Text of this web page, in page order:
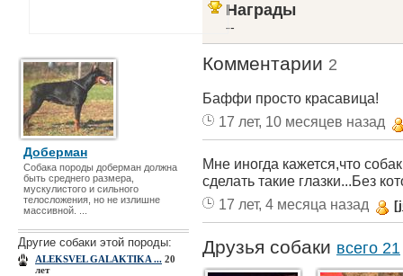
Доберман
Собака породы доберман должна
быть среднего размера,
мускулистого и сильного
телосложения, но не излишне
массивной. ...
Другие собаки этой породы:
ALEKSVEL GALAKTIKA ... 20
лет
Награды
--
Комментарии 2
Баффи просто красавица!
17 лет, 10 месяцев назад
Мне иногда кажется,что
сделать такие глазки...Без
17 лет, 4 месяца назад
Друзья собаки всего 21